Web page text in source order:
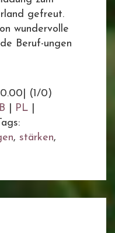
gefreut.
wundervolle
Beruf-ungen
(1/0)
PL
, stärken,